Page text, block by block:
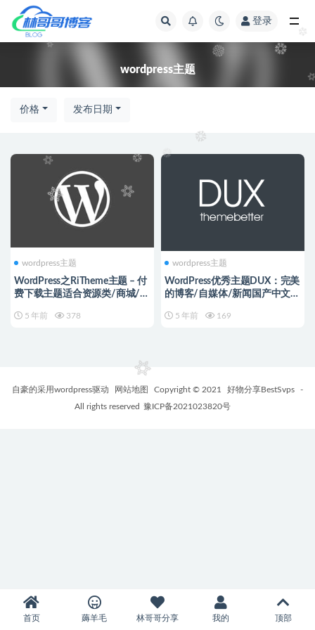
登录
wordpress主题
价格 发布日期
wordpress主题
WordPress之RiTheme主题 – 付
费下载主题适合资源类/商城/博
RiPro/RiPlus/Rimini/Rizhuti
5 年前 378
wordpress主题
WordPress优秀主题DUX：完美
的博客/自媒体/新闻国产中文主
5 年前 169
自豪的采用wordpress驱动 网站地图 Copyright © 2021 好物分享BestSvps
-
All rights reserved 豫ICP备2021023820号
首页 薅羊毛 林哥哥分享 我的 顶部